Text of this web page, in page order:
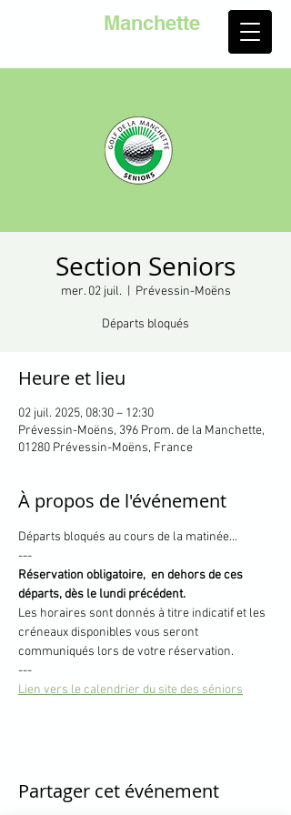
Manchette
Section Seniors
mer. 02 juil. Prévessin-Moëns
Départs bloqués
Heure et lieu
02 juil. 2025, 08:30 – 12:30
Prévessin-Moëns, 396 Prom. de la Manchette,
01280 Prévessin-Moëns, France
À propos de l'événement
Départs bloqués au cours de la matinée...
---
Réservation obligatoire,  en dehors de ces
départs, dès le lundi précédent.
Les horaires sont donnés à titre indicatif et les
créneaux disponibles vous seront
communiqués lors de votre réservation.
---
Lien vers le calendrier du site des séniors
Partager cet événement